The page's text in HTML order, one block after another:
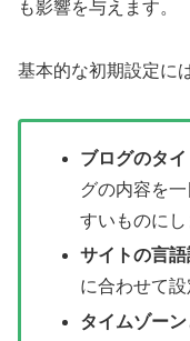
も影響を与えます。
基本的な初期設定に
ブログのタ
グの内容を
すいものにし
サイトの言語
に合わせて設
タイムゾーン